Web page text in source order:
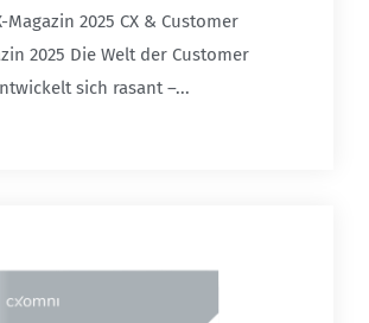
Magazin 2025 CX & Customer
2025 Die Welt der Customer
sich rasant –...